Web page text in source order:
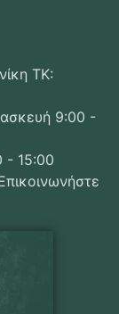
ΤΚ:
9:00 -
- 15:00